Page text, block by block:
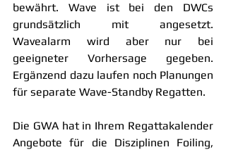
bewährt. Wave ist bei den DWCs
grundsätzlich mit angesetzt.
Wavealarm wird aber nur bei
geeigneter Vorhersage gegeben.
Ergänzend dazu laufen noch Planungen
für separate Wave-Standby Regatten.
Die GWA hat in Ihrem Regattakalender
Angebote für die Disziplinen Foiling,